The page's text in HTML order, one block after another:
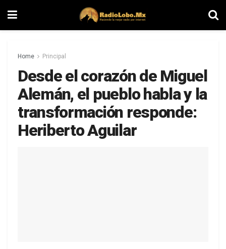
Home Principal
Desde el corazón de Miguel
Alemán, el pueblo habla y la
transformación responde:
Heriberto Aguilar